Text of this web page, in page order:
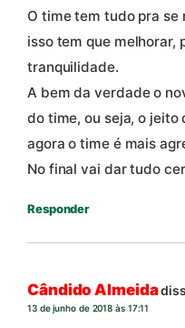
O time tem tudo pra se
isso tem que melhorar,
tranquilidade.
A bem da verdade o
do time, ou seja, o
agora o time é mais
No final vai dar tudo
Responder
Cândido Almeida
13 de junho de 2018 às 17:11